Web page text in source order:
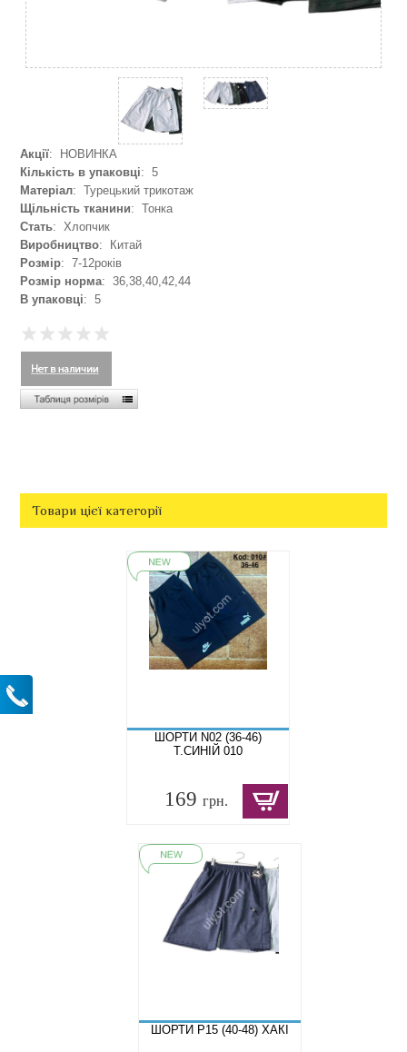
Акції: НОВИНКА
Кількість в упаковці: 5
Матеріал: Турецький трикотаж
Щільність тканини: Тонка
Стать: Хлопчик
Виробництво: Китай
Розмір: 7-12років
Розмір норма: 36,38,40,42,44
В упаковці: 5
Товари цієї категорії
ШОРТИ N02 (36-46)
Т.СИНІЙ 010
169 грн.
ШОРТИ P15 (40-48) ХАКІ